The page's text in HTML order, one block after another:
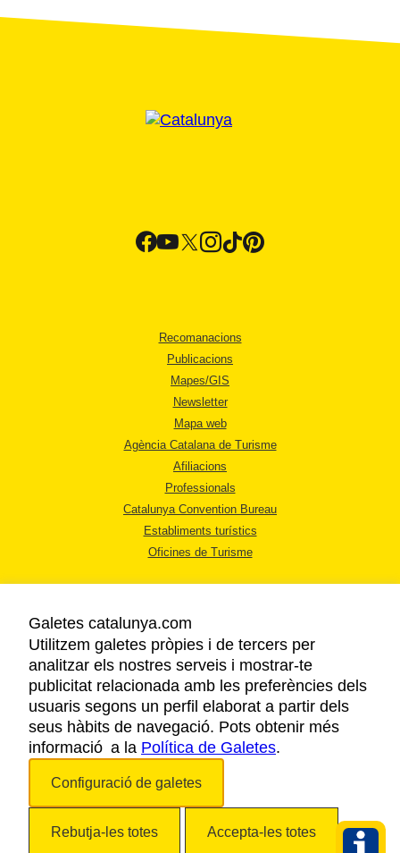
Recomanacions
Publicacions
Mapes/GIS
Newsletter
Mapa web
Agència Catalana de Turisme
Afiliacions
Professionals
Catalunya Convention Bureau
Establiments turístics
Oficines de Turisme
AVÍS LEGAL
POLÍTICA DE PRIVACITAT
COOKIES
ACCESSIBILITAT
Galetes catalunya.com
Utilitzem galetes pròpies i de tercers per
analitzar els nostres serveis i mostrar-te
publicitat relacionada amb les preferències dels
usuaris segons un perfil elaborat a partir dels
seus hàbits de navegació. Pots obtenir més
informació a la Política de Galetes.
Configuració de galetes
Rebutja-les totes Accepta-les totes